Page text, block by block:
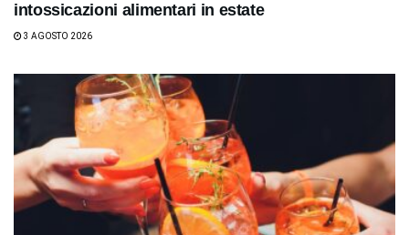
intossicazioni alimentari in estate
3 AGOSTO 2026